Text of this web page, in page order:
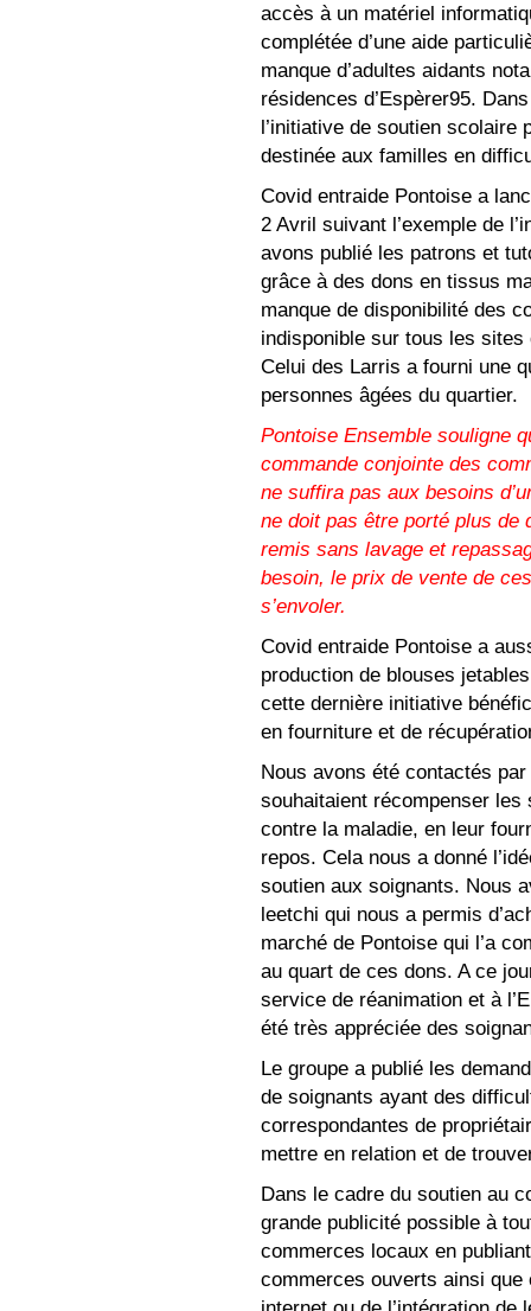
accès à un matériel
complétée d’une aide
manque d’adultes aidants
résidences d’Espèrer95.
l’initiative de soutien scolaire
destinée aux familles en
Covid entraide Pontoise a
2 Avril suivant l’exemple de
avons publié les patrons et
grâce à des dons en tissus
manque de disponibilité des
indisponible sur tous les sites
Celui des Larris a fourni une
personnes âgées du quartier.
Pontoise Ensemble souligne
commande conjointe des
ne suffira pas aux besoins
ne doit pas être porté plus de
remis sans lavage et
besoin, le prix de vente de
s’envoler.
Covid entraide Pontoise a
production de blouses
cette dernière initiative
en fourniture et de
Nous avons été contactés
souhaitaient récompenser
contre la maladie, en leur
repos. Cela nous a donné
soutien aux soignants. Nous
leetchi qui nous a permis
marché de Pontoise qui l’a
au quart de ces dons. A ce
service de réanimation et à
été très appréciée des
Le groupe a publié les
de soignants ayant des
correspondantes de
mettre en relation et de
Dans le cadre du soutien au
grande publicité possible à
commerces locaux en
commerces ouverts ainsi